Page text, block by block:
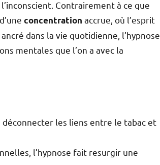
Contrairement à ce que
concentration accrue, où l’esprit
dans la vie quotidienne, l’hypnose
mentales que l’on a avec la
déconnecter les liens entre le tabac et
l’hypnose fait resurgir une